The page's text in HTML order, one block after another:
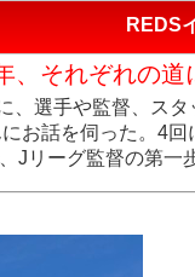
REDS
、それぞれの道
選手や監督、ス
お話を伺った。4
Jリーグ監督の第一